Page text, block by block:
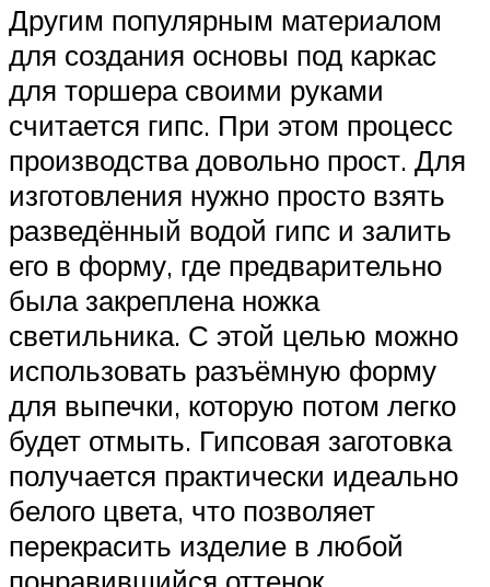
Другим популярным материалом
для создания основы под каркас
для торшера своими руками
считается гипс. При этом процесс
производства довольно прост. Для
изготовления нужно просто взять
разведённый водой гипс и залить
его в форму, где предварительно
была закреплена ножка
светильника. С этой целью можно
использовать разъёмную форму
для выпечки, которую потом легко
будет отмыть. Гипсовая заготовка
получается практически идеально
белого цвета, что позволяет
перекрасить изделие в любой